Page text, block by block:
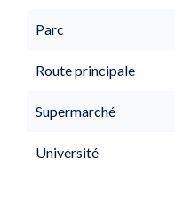
Parc
Route principale
Supermarché
Université